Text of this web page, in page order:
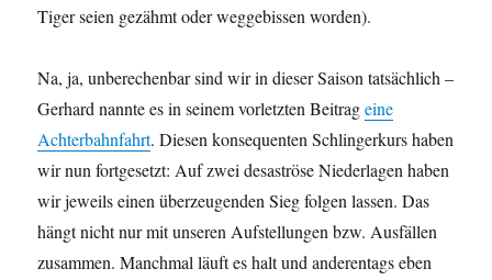
Tiger seien gezähmt oder weggebissen worden).
Na, ja, unberechenbar sind wir in dieser Saison tatsächlich –
Gerhard nannte es in seinem vorletzten Beitrageine
Achterbahnfahrt. Diesen konsequenten Schlingerkurs haben
wir nun fortgesetzt: Auf zwei desaströse Niederlagen haben
wir jeweils einen überzeugenden Sieg folgen lassen. Das
hängt nicht nur mit unseren Aufstellungen bzw. Ausfällen
zusammen. Manchmal läuft es halt und anderentags eben